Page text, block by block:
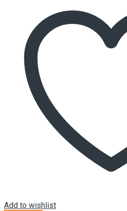
Add to wishlist